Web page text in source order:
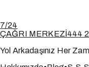
7/24
ÇAĞRI MERKEZİ444
Yol Arkadaşınız Her